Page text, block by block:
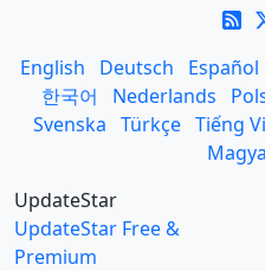
English Deutsch Español
한국어
Nederlands
Svenska Türkçe Tiếng
UpdateStar
UpdateStar Free &
Premium